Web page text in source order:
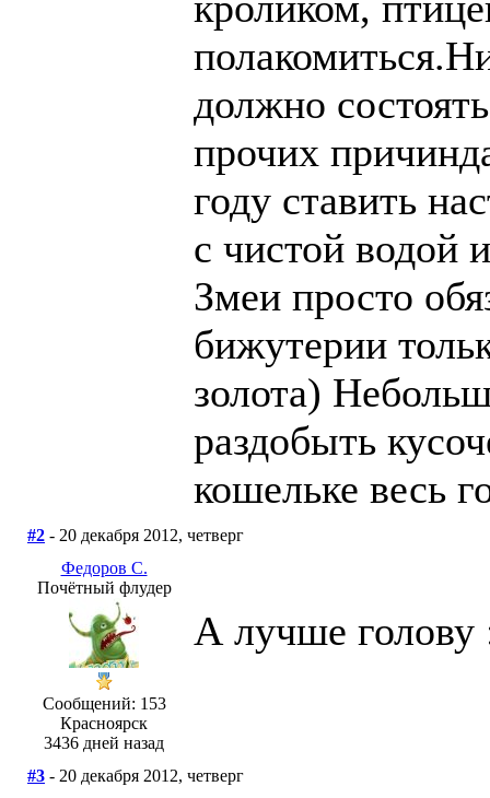
должно
прочих
году ставить
с чистой водой
Змеи просто
бижутерии
золота)
раздобыть
кошельке весь
#2 - 20 декабря 2012, четверг
Федоров С.
Почётный флудер
Сообщений: 153
Красноярск
3436 дней назад
А лучше
#3 - 20 декабря 2012, четверг